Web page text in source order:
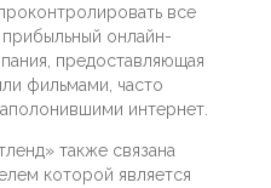
все
онлайн-
предоставляющая
фильмами, часто
интернет.
также связана
которой является